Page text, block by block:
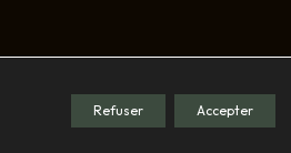
Accepter
Refuser